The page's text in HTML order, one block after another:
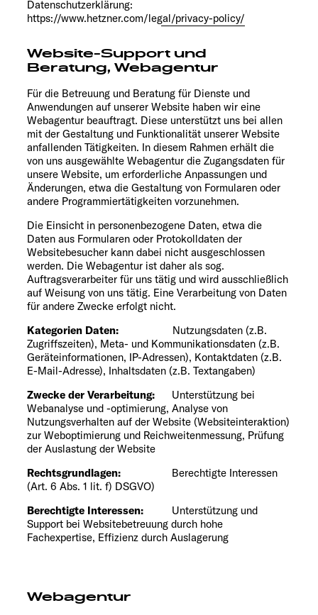
Datenschutzerklärung:
https://www.hetzner.com/legal/privacy-policy/
Website-Support und
Beratung, Webagentur
Für die Betreuung und Beratung für Dienste und
Anwendungen auf unserer Website haben wir eine
Webagentur beauftragt. Diese unterstützt uns bei allen
mit der Gestaltung und Funktionalität unserer Website
anfallenden Tätigkeiten. In diesem Rahmen erhält die
von uns ausgewählte Webagentur die Zugangsdaten für
unsere Website, um erforderliche Anpassungen und
Änderungen, etwa die Gestaltung von Formularen oder
andere Programmiertätigkeiten vorzunehmen.
Die Einsicht in personenbezogene Daten, etwa die
Daten aus Formularen oder Protokolldaten der
Websitebesucher kann dabei nicht ausgeschlossen
werden. Die Webagentur ist daher als sog.
Auftragsverarbeiter für uns tätig und wird ausschließlich
auf Weisung von uns tätig. Eine Verarbeitung von Daten
für andere Zwecke erfolgt nicht.
Kategorien Daten: Nutzungsdaten (z.B.
Zugriffszeiten), Meta- und Kommunikationsdaten (z.B.
Geräteinformationen, IP-Adressen), Kontaktdaten (z.B.
E-Mail-Adresse), Inhaltsdaten (z.B. Textangaben)
Zwecke der Verarbeitung: Unterstützung bei
Webanalyse und -optimierung, Analyse von
Nutzungsverhalten auf der Website (Websiteinteraktion)
zur Weboptimierung und Reichweitenmessung, Prüfung
der Auslastung der Website
Rechtsgrundlagen: Berechtigte Interessen
(Art. 6 Abs. 1 lit. f) DSGVO)
Berechtigte Interessen: Unterstützung und
Support bei Websitebetreuung durch hohe
Fachexpertise, Effizienz durch Auslagerung
Webagentur